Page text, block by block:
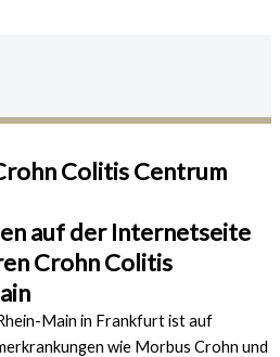
Colitis Centrum
auf der Internetseite
Crohn Colitis
Main in Frankfurt ist auf
wie Morbus Crohn und